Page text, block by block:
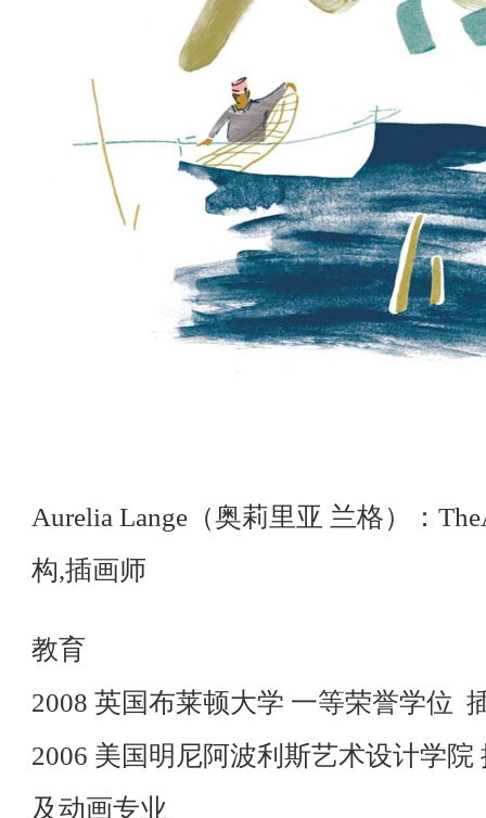
Aurelia Lange（奥莉里亚 兰格）：
构,插画师
教育
2008 英国布莱顿大学 一等荣誉学位
2006 美国明尼阿波利斯艺术设计学院
及动画专业